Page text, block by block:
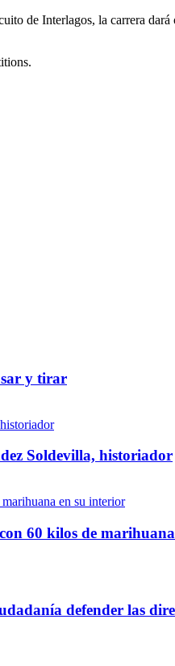
de Interlagos, la carrera
y tirar
Soldevilla, historiador
60 kilos de
defender las